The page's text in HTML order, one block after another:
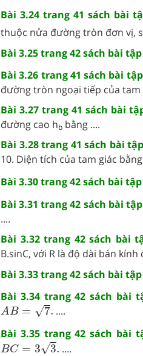
Bài 3.24 trang 41 sách bài
thuộc nửa đường tròn đơn vị,
Bài 3.25 trang 42 sách bài tập
Bài 3.26 trang 41 sách bài
đường tròn ngoại tiếp của tam
Bài 3.27 trang 41 sách bài
đường cao hb bằng ....
Bài 3.28 trang 41 sách bài
10. Diện tích của tam giác bằng
Bài 3.30 trang 42 sách bài tập
Bài 3.31 trang 42 sách bài
....
Bài 3.32 trang 42 sách bài
B.sinC, với R là độ dài bán
Bài 3.33 trang 42 sách bài tập
Bài 3.34 trang 42 sách bài
AB = √7.
AB=7.
....
Bài 3.35 trang 42 sách bài
BC = 3√3.
BC=33.
....